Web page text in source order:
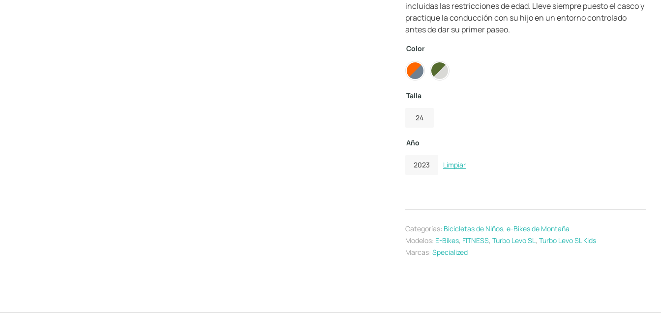
incluidas las restricciones de edad. Lleve siempre puesto el casco y
practique la conducción con su hijo en un entorno controlado
antes de dar su primer paseo.
Color
Talla
24
Año
2023 Limpiar
Categorías: Bicicletas de Niños, e-Bikes de Montaña
Modelos: E-Bikes, FITNESS, Turbo Levo SL, Turbo Levo SL Kids
Marcas: Specialized